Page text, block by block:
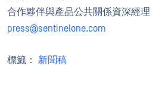
合作夥伴與產品公共關係資深經理
press@sentinelone.com
標籤： 新聞稿